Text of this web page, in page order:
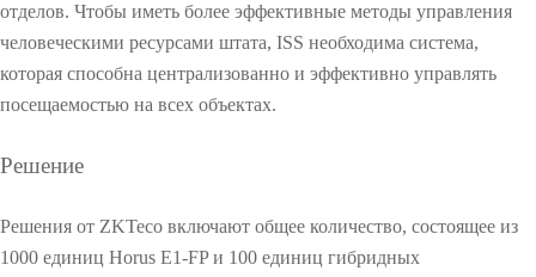
з
н
а
в
и
л
и
а
п
о
с
а
м
о
отделов. Чтобы иметь более эффективные методы управления
человеческими ресурсами штата, ISS необходима система,
которая способна централизованно и эффективно управлять
посещаемостью на всех объектах.
Решение
Решения от ZKTeco включают общее количество, состоящее из
1000 единиц Horus E1-FP и 100 единиц гибридных